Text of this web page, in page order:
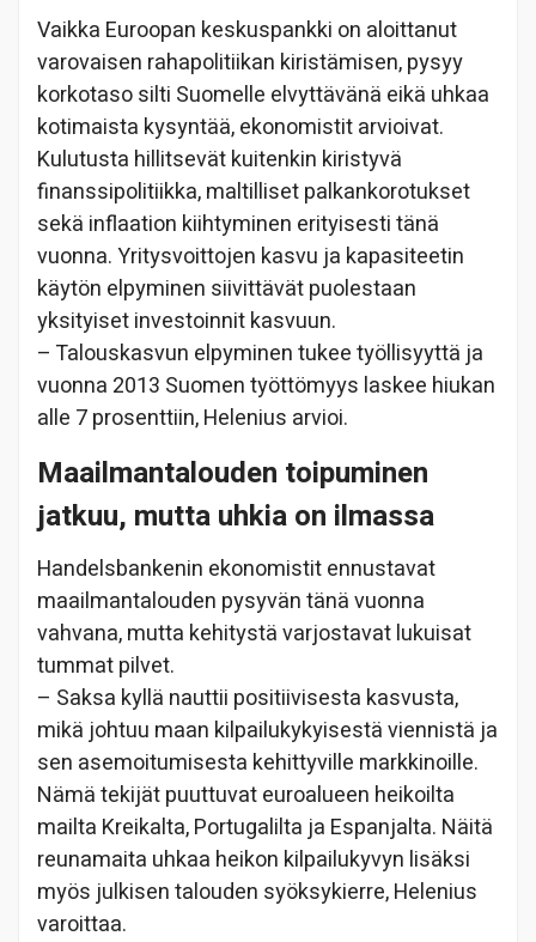
Vaikka Euroopan keskuspankki on aloittanut
varovaisen rahapolitiikan kiristämisen, pysyy
korkotaso silti Suomelle elvyttävänä eikä uhkaa
kotimaista kysyntää, ekonomistit arvioivat.
Kulutusta hillitsevät kuitenkin kiristyvä
finanssipolitiikka, maltilliset palkankorotukset
sekä inflaation kiihtyminen erityisesti tänä
vuonna. Yritysvoittojen kasvu ja kapasiteetin
käytön elpyminen siivittävät puolestaan
yksityiset investoinnit kasvuun.
– Talouskasvun elpyminen tukee työllisyyttä ja
vuonna 2013 Suomen työttömyys laskee hiukan
alle 7 prosenttiin, Helenius arvioi.
Maailmantalouden toipuminen
jatkuu, mutta uhkia on ilmassa
Handelsbankenin ekonomistit ennustavat
maailmantalouden pysyvän tänä vuonna
vahvana, mutta kehitystä varjostavat lukuisat
tummat pilvet.
– Saksa kyllä nauttii positiivisesta kasvusta,
mikä johtuu maan kilpailukykyisestä viennistä ja
sen asemoitumisesta kehittyville markkinoille.
Nämä tekijät puuttuvat euroalueen heikoilta
mailta Kreikalta, Portugalilta ja Espanjalta. Näitä
reunamaita uhkaa heikon kilpailukyvyn lisäksi
myös julkisen talouden syöksykierre, Helenius
varoittaa.